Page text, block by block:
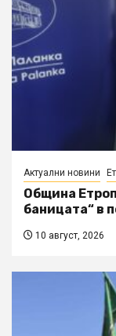
Актуални новини
Община
баницата“ в
10 август, 2026